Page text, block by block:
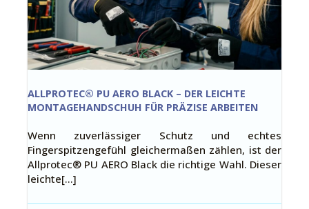
ALLPROTEC® PU AERO BLACK – DER LEICHTE
MONTAGEHANDSCHUH FÜR PRÄZISE ARBEITEN
Wenn zuverlässiger Schutz und echtes
Fingerspitzengefühl gleichermaßen zählen, ist der
Allprotec® PU AERO Black die richtige Wahl. Dieser
leichte[…]